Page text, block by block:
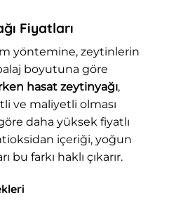
Fiyatları
yöntemine, zeytinlerin
boyutuna göre
hasat zeytinyağı,
ve maliyetli olması
daha yüksek fiyatlı
içeriği, yoğun
bu farkı haklı çıkarır.